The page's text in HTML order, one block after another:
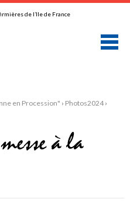
en Procession" › Photos2024 ›
à la